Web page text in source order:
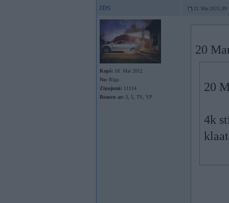
JDS 21. Mar 2023,
Kopš: 18. Mar 2012
No: Rīga
Ziņojumi: 11114
Braucu ar: 3, 5, TS, YP
20
20
4k